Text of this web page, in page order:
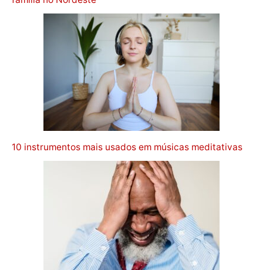
10 instrumentos mais usados em músicas meditativas